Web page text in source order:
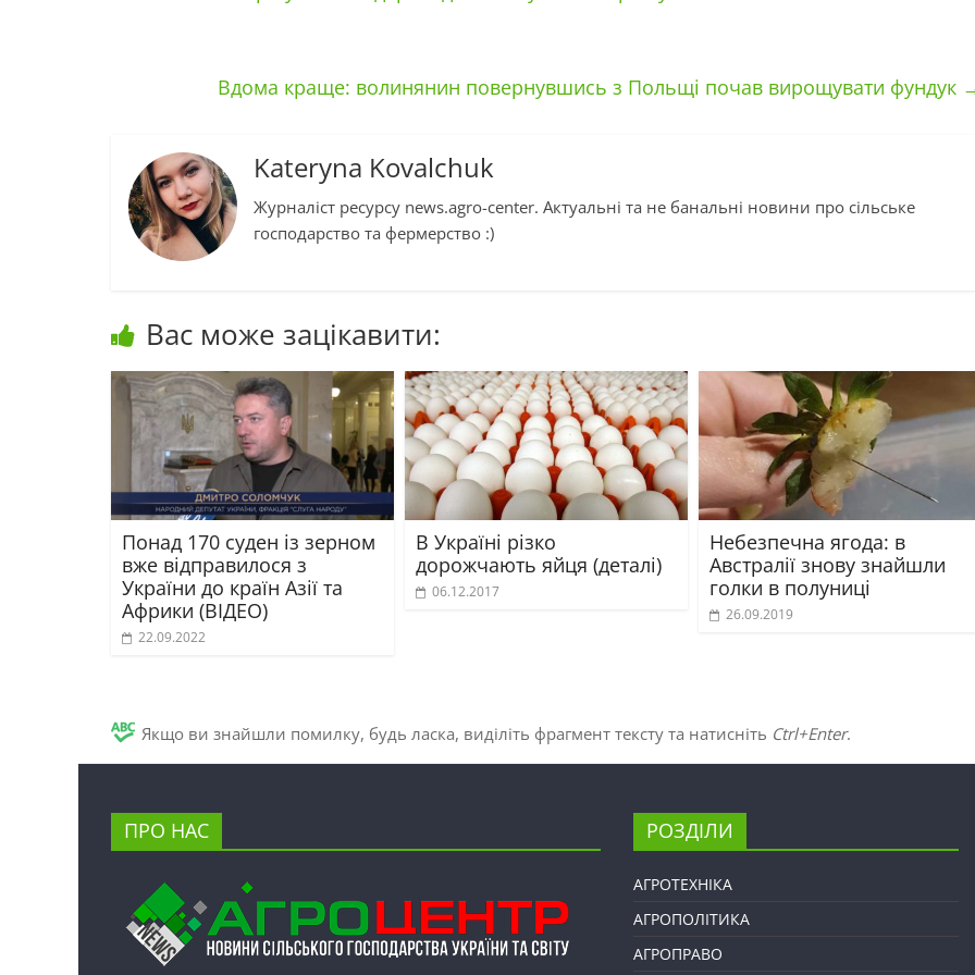
Вдома краще: волинянин повернувшись з Польщі почав вирощувати фундук
Kateryna Kovalchuk
Журналіст ресурсу news.agro-center. Актуальні та не банальні новини про сільське
господарство та фермерство :)
Вас може зацікавити:
Понад 170 суден із зерном
вже відправилося з
України до країн Азії та
Африки (ВІДЕО)
22.09.2022
В Україні різко
дорожчають яйця (деталі)
06.12.2017
Небезпечна ягода: в
Австралії знову знайшли
голки в полуниці
26.09.2019
Якщо ви знайшли помилку, будь ласка, виділіть фрагмент тексту та натисніть Ctrl+Enter.
ПРО НАС РОЗДІЛИ
АГРОТЕХНІКА
АГРОПОЛІТИКА
АГРОПРАВО